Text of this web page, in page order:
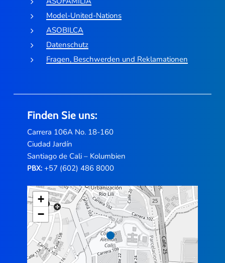
Model-United-Nations
ASOBILCA
Datenschutz
Fragen, Beschwerden und Reklamationen
Finden Sie uns:
Carrera 106A No. 18-160
Ciudad Jardín
Santiago de Cali – Kolumbien
PBX:+57 (602) 486 8000
+
−